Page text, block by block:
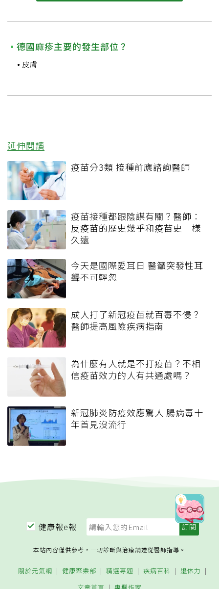
德國麻疹主要的發生部位？
皮膚
延伸閱讀
疫苗分3類 接種前應諮詢醫師
疫苗接種都跟陰謀有關？醫師：
反疫苗的歷史幾乎和疫苗史一樣
久遠
今天是國際愛耳日 醫籲突發性耳
聾不可輕忽
成人打了新冠疫苗就百毒不侵？
醫師提高風險疾病指南
為什麼有人就是不打疫苗？不相
信疫苗效力的人有共通處嗎？
新冠肺炎防疫效應驚人 腸病毒十
年首見沒流行
健康報e報
本站內容僅供參考，一切診斷與治療請遵從醫師指導。
關於元氣網 健康聚樂部 精選專題 疾病百科
退休力